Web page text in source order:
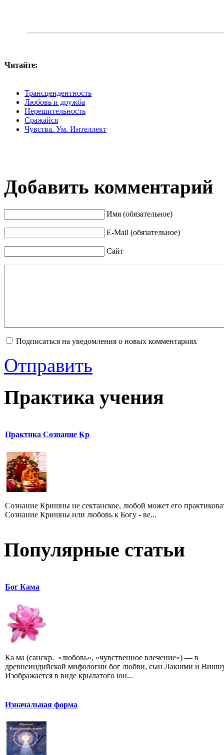
Читайте:
Трансцендентность
Любовь и дружба
Нерешительность
Сражайся
Чувства. Ум. Интеллект
Добавить комментарий
Имя (обязательное)
E-Mail (обязательное)
Сайт
Подписаться на уведомления о новых комментариях
Отправить
Практика учения
Практика Сознание Кр
Сознание Кришны не сектанское, любой может его
Сознание Кришны или любовь к Богу - ве...
Популярные статьи
Бог Кама
Ка ма (санскр. «любовь», «чувственное влечение») — в
древнеиндийской мифологии бог любви, сын Лакшми и
Изображается в виде крылатого юн...
Изначальная форма